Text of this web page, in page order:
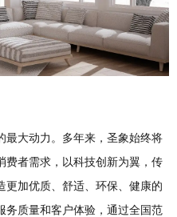
最大动力。多年来，圣象始终将
费者需求，以科技创新为翼，传
更加优质、舒适、环保、健康的
务质量和客户体验，通过全国范